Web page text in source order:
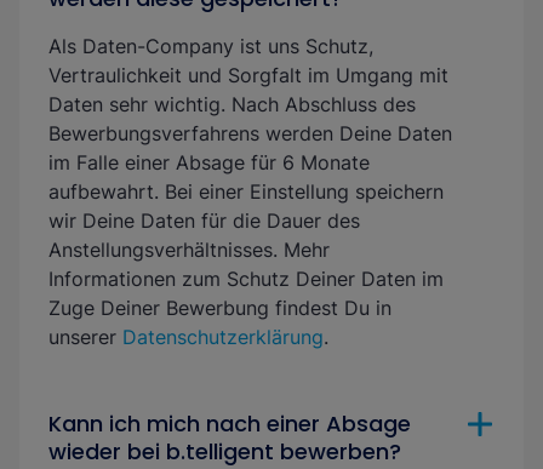
Als Daten-Company ist uns Schutz,
Vertraulichkeit und Sorgfalt im Umgang mit
Daten sehr wichtig. Nach Abschluss des
Bewerbungsverfahrens werden Deine Daten
im Falle einer Absage für 6 Monate
aufbewahrt. Bei einer Einstellung speichern
wir Deine Daten für die Dauer des
Anstellungsverhältnisses. Mehr
Informationen zum Schutz Deiner Daten im
Zuge Deiner Bewerbung findest Du in
unserer Datenschutzerklärung.
Kann ich mich nach einer Absage
wieder bei b.telligent bewerben?